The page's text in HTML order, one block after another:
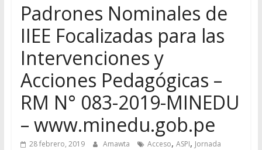
Padrones Nominales de
IIEE Focalizadas para las
Intervenciones y
Acciones Pedagógicas –
RM N° 083-2019-MINEDU
– www.minedu.gob.pe
28 febrero, 2019 Amawta Acceso, ASPI, Jornada